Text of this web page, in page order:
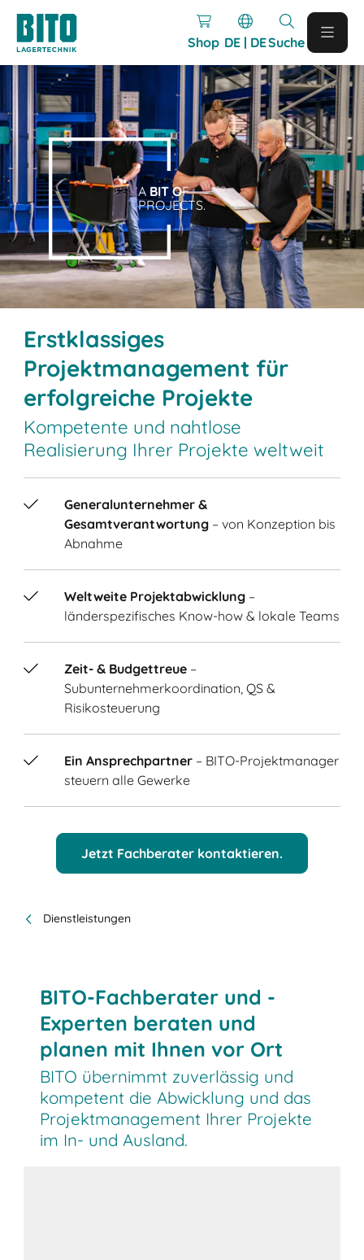
Shop DE | DESuche
A BIT OF
PROJECTS.
Erstklassiges
Projektmanagement für
erfolgreiche Projekte
Kompetente und nahtlose
Realisierung Ihrer Projekte weltweit
Generalunternehmer &
Gesamtverantwortung – von Konzeption bis
Abnahme
Weltweite Projektabwicklung –
länderspezifisches Know-how & lokale Teams
Zeit- & Budgettreue –
Subunternehmerkoordination, QS &
Risikosteuerung
Ein Ansprechpartner – BITO-Projektmanager
steuern alle Gewerke
Jetzt Fachberater kontaktieren.
Dienstleistungen
BITO-Fachberater und -
Experten beraten und
planen mit Ihnen vor Ort
BITO übernimmt zuverlässig und
kompetent die Abwicklung und das
Projektmanagement Ihrer Projekte
im In- und Ausland.